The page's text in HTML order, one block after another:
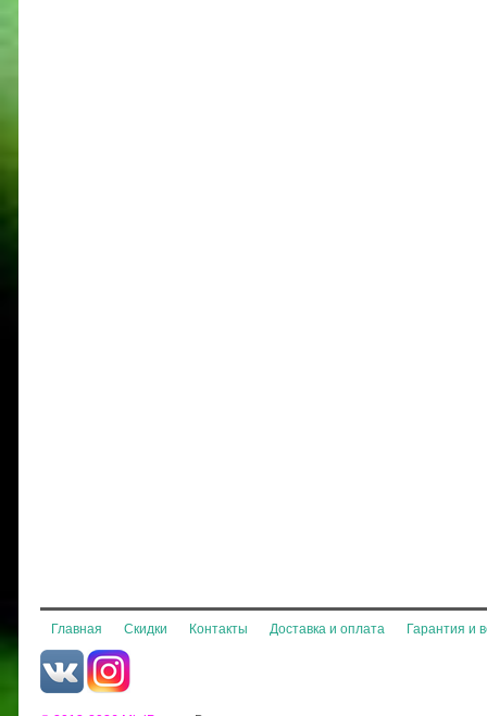
Главная Скидки Контакты Доставка и оплата Гарантия и